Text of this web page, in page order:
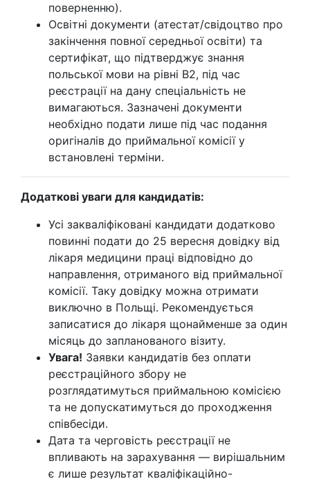
поверненню).
Освітні документи (атестат/свідоцтво про
закінчення повної середньої освіти) та
сертифікат, що підтверджує знання
польської мови на рівні B2, під час
реєстрації на дану спеціальність не
вимагаються. Зазначені документи
необхідно подати лише під час подання
оригіналів до приймальної комісії у
встановлені терміни.
Додаткові уваги для кандидатів:
Усі закваліфіковані кандидати додатково
повинні подати до 25 вересня довідку від
лікаря медицини праці відповідно до
направлення, отриманого від приймальної
комісії. Таку довідку можна отримати
виключно в Польщі. Рекомендується
записатися до лікаря щонайменше за один
місяць до запланованого візиту.
Увага! Заявки кандидатів без оплати
реєстраційного збору не
розглядатимуться приймальною комісією
та не допускатимуться до проходження
співбесіди.
Дата та черговість реєстрації не
впливають на зарахування — вирішальним
є лише результат кваліфікаційно-